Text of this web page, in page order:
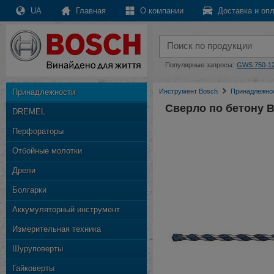
UA Главная О компании Доставка и
Популярные запросы: GWS 750-
Принадлежности
DREMEL
Перфораторы
Отбойные молотки
Дрели
Болгарки
Аккумуляторный инструмент
Измерительная техника
Шуруповерты
Гайковерты
Инструмент Bosch
Сверло по бетону